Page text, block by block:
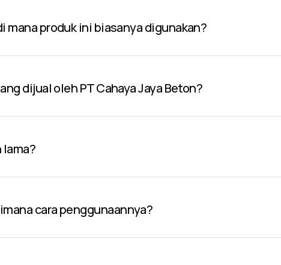
mana produk ini biasanya digunakan?
dijual oleh PT Cahaya Jaya Beton?
lama?
cara penggunaannya?